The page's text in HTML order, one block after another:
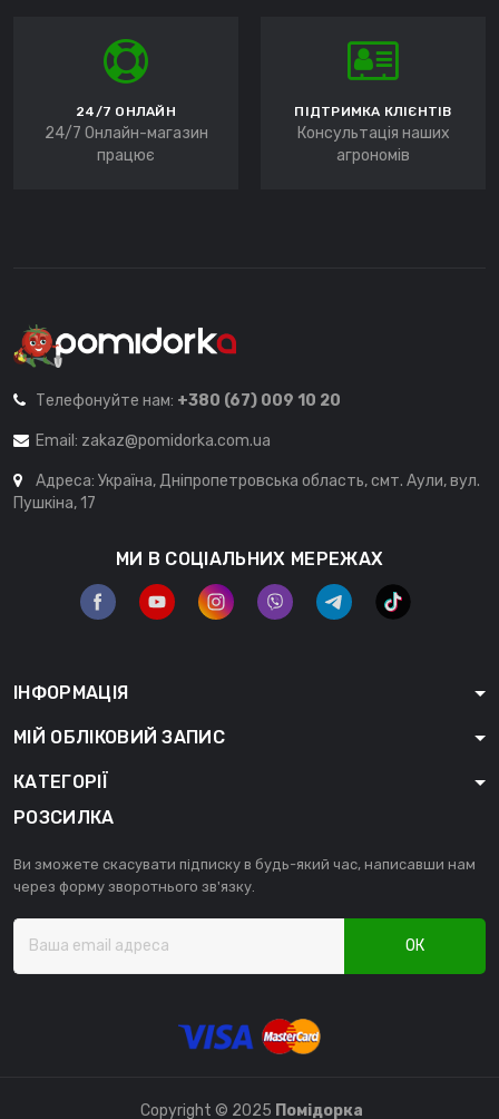
24/7 ОНЛАЙН
24/7 Онлайн-магазин
працює
ПІДТРИМКА КЛІЄНТІВ
Консультація наших
агрономів
Телефонуйте нам: +380 (67) 009 10 20
Email: zakaz@pomidorka.com.ua
Адреса: Україна, Дніпропетровська область, смт. Аули, вул.
Пушкіна, 17
МИ В СОЦІАЛЬНИХ МЕРЕЖАХ
ІНФОРМАЦІЯ
МІЙ ОБЛІКОВИЙ ЗАПИС
КАТЕГОРІЇ
РОЗСИЛКА
Ви зможете скасувати підписку в будь-який час, написавши нам
через форму зворотнього зв'язку.
ОК
Copyright © 2025 Помідорка